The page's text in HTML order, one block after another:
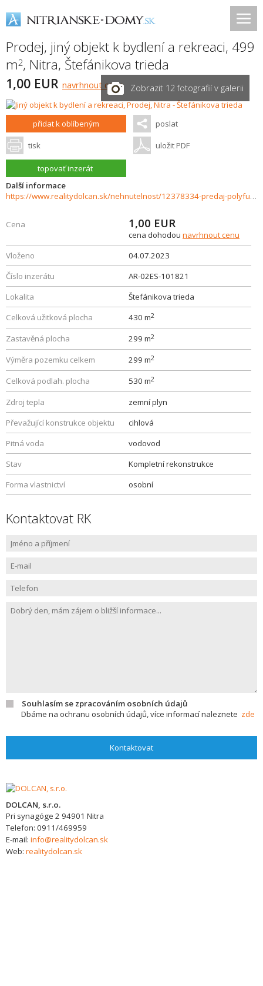
Prodej, jiný objekt k bydlení a rekreaci, 499
m2, Nitra, Štefánikova trieda
1,00 EUR navrhnout cenu Zobrazit 12 fotografií v galerii
přidat k oblíbeným poslat
tisk uložit PDF
topovať inzerát
Další informace
https://www.realitydolcan.sk/nehnutelnost/12378334-predaj-polyfunkcna-budova-v-centre-na-predaj-nitra
Cena 1,00 EUR
cena dohodou navrhnout cenu
Vloženo
04.07.2023
Číslo inzerátu
AR-02ES-101821
Lokalita
Štefánikova trieda
Celková užitková plocha
430 m2
Zastavěná plocha 299 m2
Výměra pozemku celkem 299 m2
Celková podlah. plocha 530 m2
Zdroj tepla
zemní plyn
Převažující konstrukce objektu
cihlová
Pitná voda
vodovod
Stav
Kompletní rekonstrukce
Forma vlastnictví
osobní
Kontaktovat RK
Souhlasím se zpracováním osobních údajů
Dbáme na ochranu osobních údajů, více informací naleznete zde
Kontaktovat
DOLCAN, s.r.o.
Pri synagóge 2 94901 Nitra
Telefon: 0911/469959
E-mail: info@realitydolcan.sk
Web: realitydolcan.sk